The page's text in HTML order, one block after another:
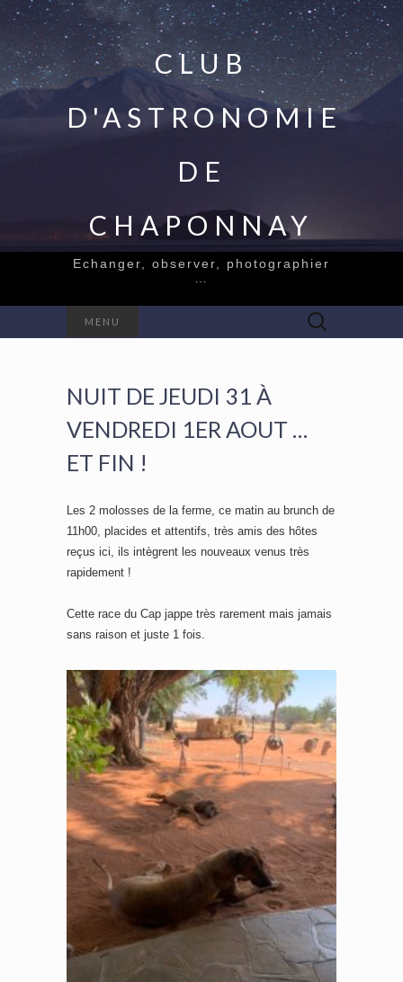
CLUB
D'ASTRONOMIE
DE
CHAPONNAY
Echanger, observer, photographier
MENU Rechercher :
NUIT DE JEUDI 31 À
VENDREDI 1ER AOUT …
ET FIN !
Les 2 molosses de la ferme, ce matin au brunch de
11h00, placides et attentifs, très amis des hôtes
reçus ici, ils intègrent les nouveaux venus très
rapidement !
Cette race du Cap jappe très rarement mais jamais
sans raison et juste 1 fois.